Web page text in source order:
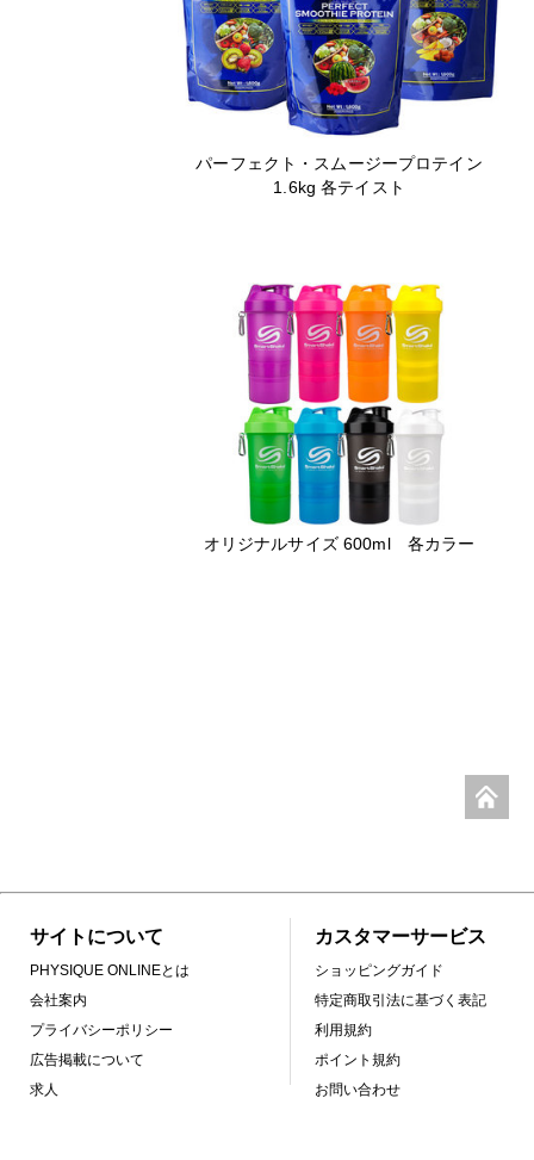
パーフェクト・スムージープロテイン
1.6kg 各テイスト
オリジナルサイズ 600ml 各カラー
サイトについて
PHYSIQUE ONLINEとは
会社案内
プライバシーポリシー
広告掲載について
求人
カスタマーサービス
ショッピングガイド
特定商取引法に基づく表記
利用規約
ポイント規約
お問い合わせ